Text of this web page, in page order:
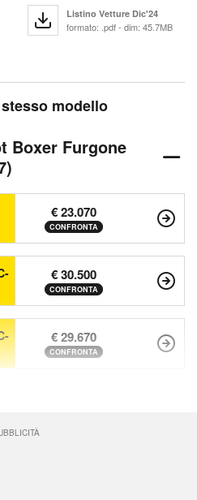
Listino Vetture Dic'24
formato: .pdf - dim: 45.7MB
modello
Boxer Furgone
€ 23.070
CONFRONTA
€ 30.500
CONFRONTA
€ 29.670
CONFRONTA